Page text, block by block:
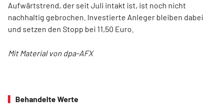
Aufwärtstrend, der seit Juli intakt ist, ist noch nicht
nachhaltig gebrochen. Investierte Anleger bleiben dabei
und setzen den Stopp bei 11,50 Euro.
Mit Material von dpa-AFX
Behandelte Werte